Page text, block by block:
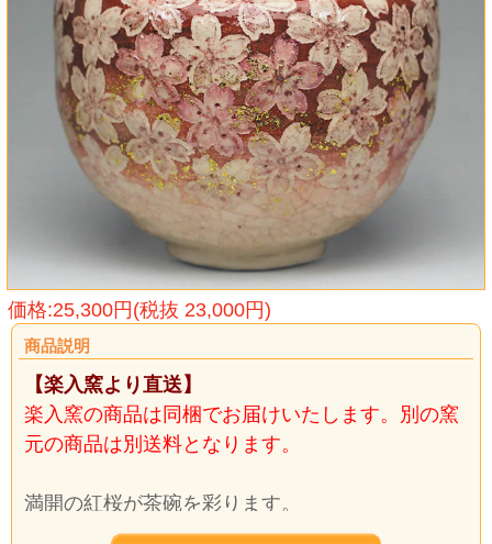
価格:25,300円(税抜 23,000円)
商品説明
【楽入窯より直送】
楽入窯の商品は同梱でお届けいたします。別の窯
元の商品は別送料となります。
満開の紅桜が茶碗を彩ります。